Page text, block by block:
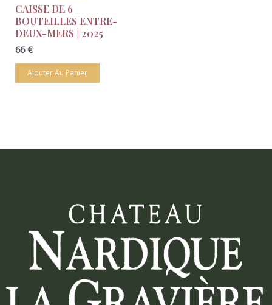
CAISSE DE 6
BOUTEILLES ENTRE-
DEUX-MERS | 2025
66€
Ajouter Au Panier